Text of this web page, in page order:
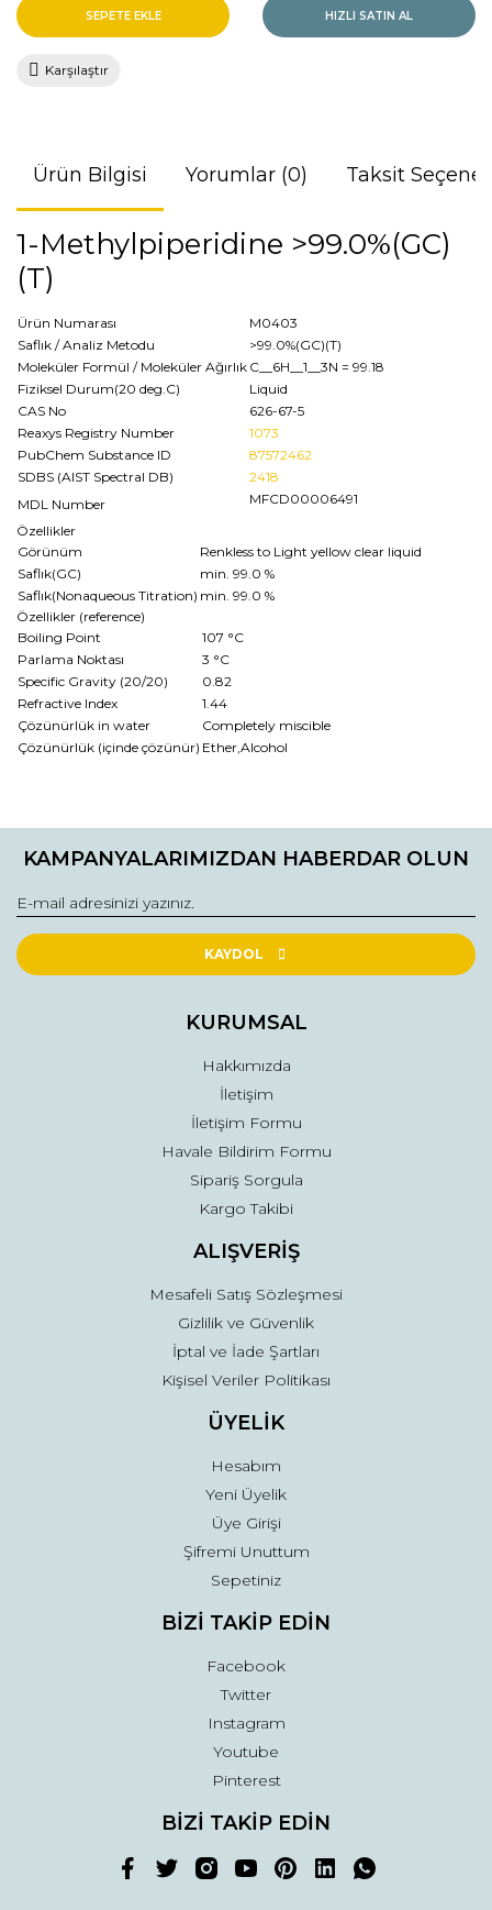
SEPETE EKLE HIZLI SATIN AL
Karşılaştır
Ürün Bilgisi Yorumlar (0) Taksit
1-Methylpiperidine >99.0%(GC)
(T)
Ürün Numarası
M0403
Saflık / Analiz Metodu
>99.0%(GC)(T)
Moleküler Formül / Moleküler Ağırlık C__6H__1__3N = 99.18
Fiziksel Durum(20 deg.C)
Liquid
CAS No
626-67-5
Reaxys Registry Number
1073
PubChem Substance ID
87572462
SDBS (AIST Spectral DB)
2418
MDL Number
MFCD00006491
Özellikler
Görünüm
Renkless to Light yellow clear liquid
Saflık(GC)
min. 99.0 %
Saflık(Nonaqueous Titration) min. 99.0 %
Özellikler (reference)
Boiling Point
107 °C
Parlama Noktası
3 °C
Specific Gravity (20/20)
0.82
Refractive Index
1.44
Çözünürlük in water
Completely miscible
Çözünürlük (içinde çözünür) Ether,Alcohol
konularda yetersiz gördüğünüz noktaları öneri formunu
Görüş ve önerileriniz için teşekkür ederiz.
Ürün resmi kalitesiz, bozuk veya görüntülenemiyor.
Ürün açıklamasında eksik bilgiler bulunuyor.
Ürün fiyatı diğer sitelerden daha pahalı.
Gönder
KAMPANYALARIMIZDAN HABERDAR OLUN
KAYDOL
KURUMSAL
Hakkımızda
İletişim
İletişim Formu
Havale Bildirim Formu
Sipariş Sorgula
Kargo Takibi
ALIŞVERİŞ
Mesafeli Satış Sözleşmesi
Gizlilik ve Güvenlik
İptal ve İade Şartları
Kişisel Veriler Politikası
ÜYELİK
Hesabım
Yeni Üyelik
Üye Girişi
Şifremi Unuttum
Sepetiniz
BİZİ TAKİP EDİN
Facebook
Twitter
Instagram
Youtube
Pinterest
BİZİ TAKİP EDİN